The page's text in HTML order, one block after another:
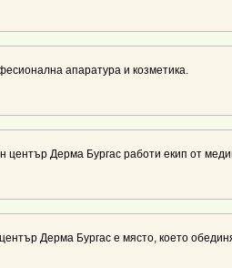
апаратура и козметика.
център Дерма Бургас работи екип от
Дерма Бургас е място, което